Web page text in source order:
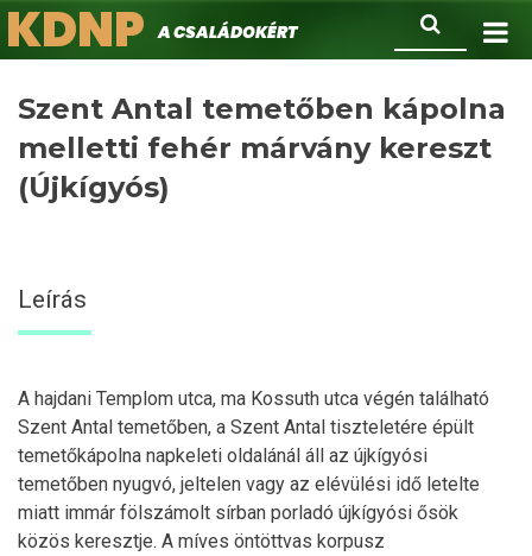
Ugrás
a
Keresés
KDNPA családokért.
Szent Antal temetőben kápolna
melletti fehér márvány kereszt
(Újkígyós)
Leírás
A hajdani Templom utca, ma Kossuth utca végén található
Szent Antal temetőben, a Szent Antal tiszteletére épült
temetőkápolna napkeleti oldalánál áll az újkígyósi
temetőben nyugvó, jeltelen vagy az elévülési idő letelte
miatt immár fölszámolt sírban porladó újkígyósi ősök
közös keresztje. A míves öntöttvas korpusz